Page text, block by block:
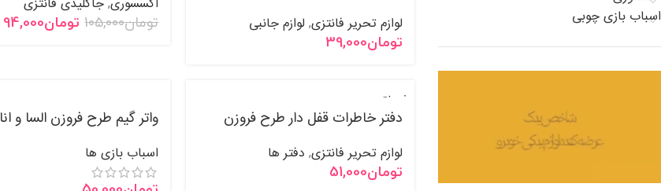
اسباب بازی چوبی
لوازم تحریر فانتزی, لوازم جانبی
تومان39,000
اکسسوری, جاکلیدی فانتزی
تومان105,000 تومان94,000
فروخت
ه شده
دفتر خاطرات قفل دار طرح فروزن
لوازم تحریر فانتزی, دفتر ها
تومان51,000
واتر گیم طرح فروزن السا و انا
اسباب بازی ها